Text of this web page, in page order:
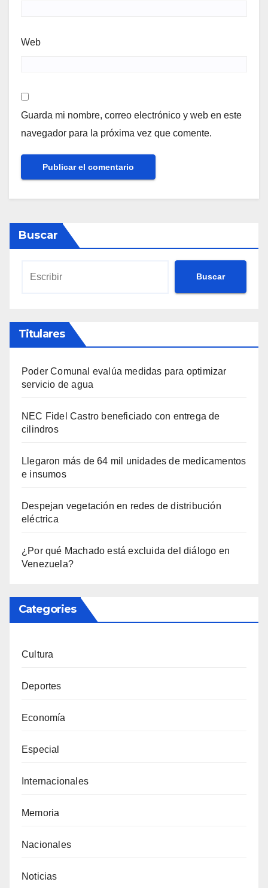
Web
Guarda mi nombre, correo electrónico y web en este
navegador para la próxima vez que comente.
Buscar
Buscar
Titulares
Poder Comunal evalúa medidas para optimizar
servicio de agua
NEC Fidel Castro beneficiado con entrega de
cilindros
Llegaron más de 64 mil unidades de medicamentos
e insumos
Despejan vegetación en redes de distribución
eléctrica
¿Por qué Machado está excluida del diálogo en
Venezuela?
Categories
Cultura
Deportes
Economía
Especial
Internacionales
Memoria
Nacionales
Noticias